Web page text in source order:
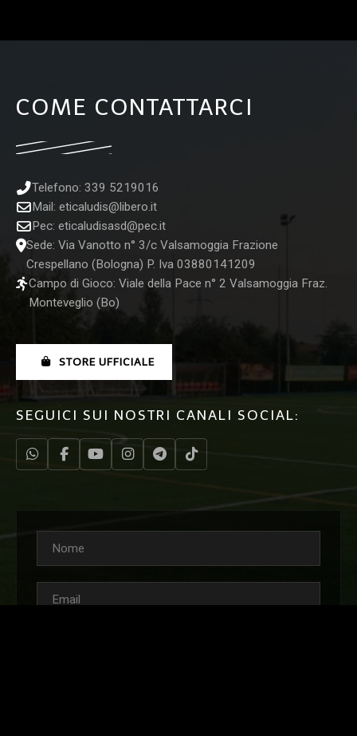
COME CONTATTARCI
Telefono: 339 5219016
Mail: eticaludis@libero.it
Pec: eticaludisasd@pec.it
Sede: Via Vanotto n° 3/c Valsamoggia Frazione
Crespellano (Bologna) P. Iva 03880141209
Campo di Gioco: Viale della Pace n° 2 Valsamoggia Fraz.
Monteveglio (Bo)
STORE UFFICIALE
SEGUICI SUI NOSTRI CANALI SOCIAL: